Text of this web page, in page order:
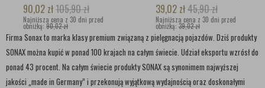
STEP Z
NATYCHMIASTOWYM
EFEKTEM
90,02 zł105,90zł
Najniższa cena z 30 dni przed
obniżką: 90,02 zł
SI-CARBON –
CZYSZCZENIE I OCHRONA
W JEDNYM
39,02 zł45,90zł
Najniższa cena z 30 dni przed
obniżką: 39,02 zł
Firma Sonax to marka klasy premium związaną z pielęgnacją pojazdów. Dziś produkty
SONAX można kupić w ponad 100 krajach na całym świecie. Udział eksportu wzrósł do
ponad 43 procent. Na całym świecie produkty SONAX są synonimem najwyższej
jakości „made in Germany” i przekonują wyjątkową wydajnością oraz doskonałymi